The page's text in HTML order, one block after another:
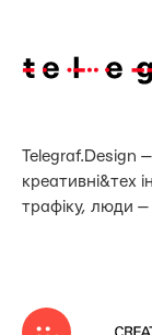
Telegraf.Design
креативні&тех
трафіку, люди —